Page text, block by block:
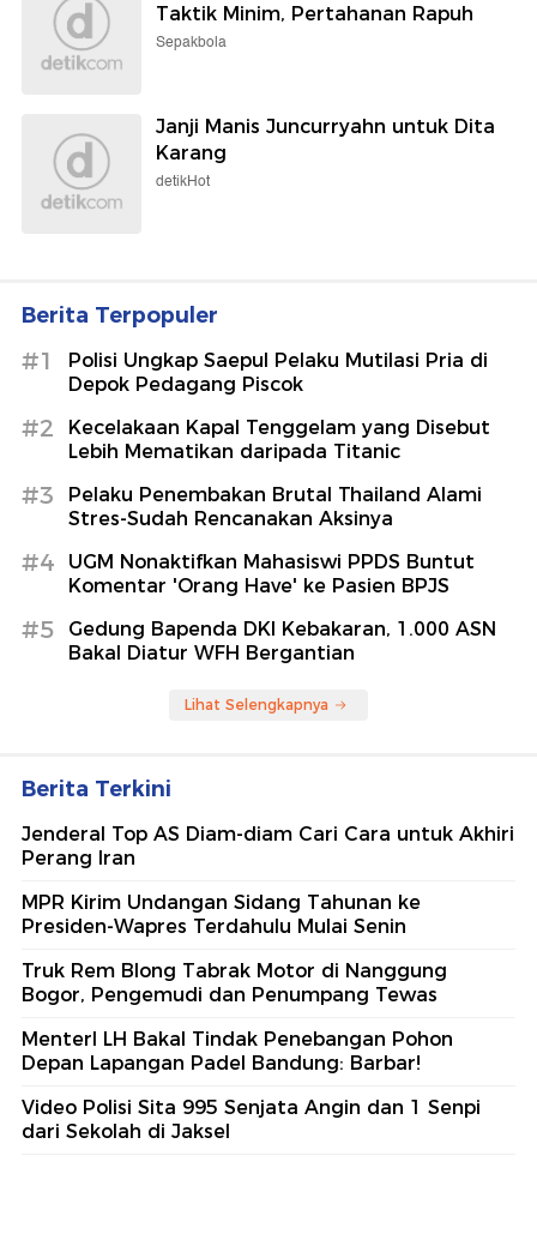
Taktik Minim, Pertahanan Rapuh
Sepakbola
Janji Manis Juncurryahn untuk Dita
Karang
detikHot
Berita Terpopuler
#1
Polisi Ungkap Saepul Pelaku Mutilasi Pria di
Depok Pedagang Piscok
#2
Kecelakaan Kapal Tenggelam yang Disebut
Lebih Mematikan daripada Titanic
#3
Pelaku Penembakan Brutal Thailand Alami
Stres-Sudah Rencanakan Aksinya
#4
UGM Nonaktifkan Mahasiswi PPDS Buntut
Komentar 'Orang Have' ke Pasien BPJS
#5
Gedung Bapenda DKI Kebakaran, 1.000 ASN
Bakal Diatur WFH Bergantian
Lihat Selengkapnya
Berita Terkini
Jenderal Top AS Diam-diam Cari Cara untuk Akhiri
Perang Iran
MPR Kirim Undangan Sidang Tahunan ke
Presiden-Wapres Terdahulu Mulai Senin
Truk Rem Blong Tabrak Motor di Nanggung
Bogor, Pengemudi dan Penumpang Tewas
MenterI LH Bakal Tindak Penebangan Pohon
Depan Lapangan Padel Bandung: Barbar!
Video Polisi Sita 995 Senjata Angin dan 1 Senpi
dari Sekolah di Jaksel